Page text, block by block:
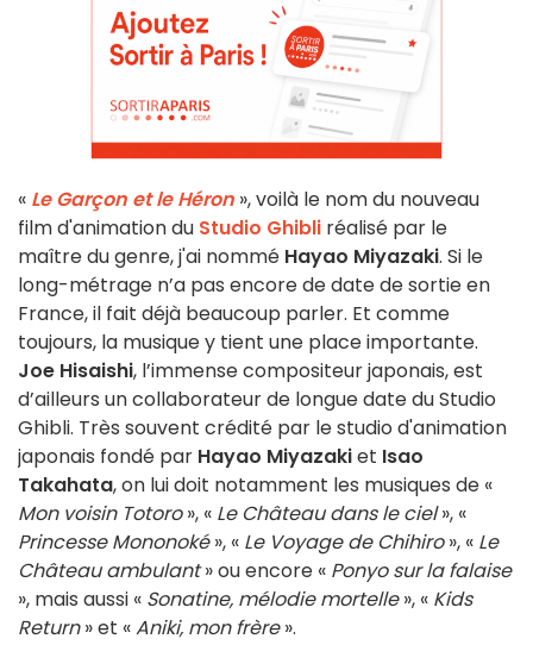
« Le Garçon et le Héron », voilà le nom du nouveau
film d'animation du Studio Ghibli réalisé par le
maître du genre, j'ai nommé Hayao Miyazaki. Si le
long-métrage n’a pas encore de date de sortie en
France, il fait déjà beaucoup parler. Et comme
toujours, la musique y tient une place importante.
Joe Hisaishi, l’immense compositeur japonais, est
d’ailleurs un collaborateur de longue date du Studio
Ghibli. Très souvent crédité par le studio d'animation
japonais fondé par Hayao Miyazakiet Isao
Takahata, on lui doit notamment les musiques de «
Mon voisin Totoro», « Le Château dans le ciel», «
Princesse Mononoké», « Le Voyage de Chihiro», « Le
Château ambulant» ou encore « Ponyo sur la falaise
», mais aussi « Sonatine, mélodie mortelle», « Kids
Return» et «Aniki, mon frère».